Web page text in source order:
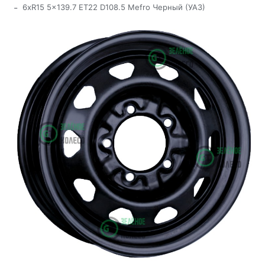
- 6xR15 5x139.7 ET22 D108.5 Mefro Черный (УАЗ)